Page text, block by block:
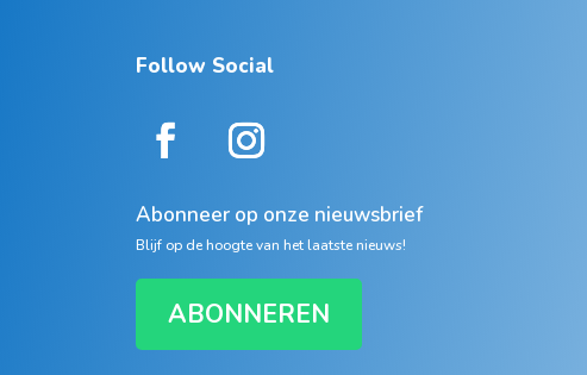
Follow Social
Abonneer op onze nieuwsbrief
Blijf op de hoogte van het laatste nieuws!
ABONNEREN